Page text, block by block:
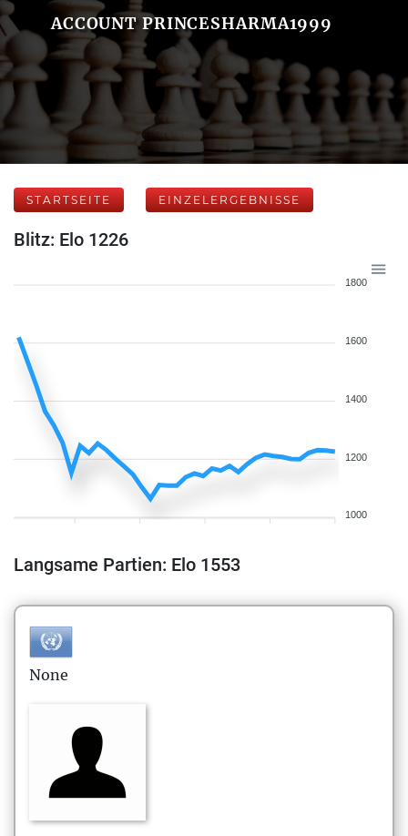
ACCOUNT PRINCESHARMA1999
STARTSEITE EINZELERGEBNISSE
Blitz: Elo 1226
1800
1600
1400
1200
1000
Langsame Partien: Elo 1553
None